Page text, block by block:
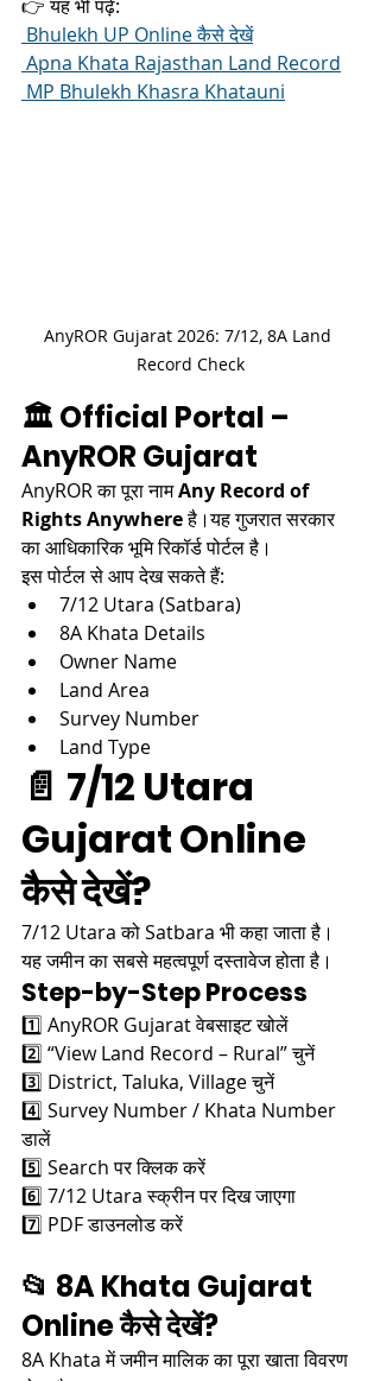
👉 यह भी पढ़ें:
Bhulekh UP Online कैसे देखें
Apna Khata Rajasthan Land Record
MP Bhulekh Khasra Khatauni
AnyROR Gujarat 2026: 7/12, 8A Land
Record Check
🏛 Official Portal –
AnyROR Gujarat
AnyROR का पूरा नाम Any Record of
Rights Anywhere है।यह गुजरात सरकार
का आधिकारिक भूमि रिकॉर्ड पोर्टल है।
इस पोर्टल से आप देख सकते हैं:
7/12 Utara (Satbara)
8A Khata Details
Owner Name
Land Area
Survey Number
Land Type
📄 7/12 Utara
Gujarat Online
कैसे देखें?
7/12 Utara को Satbara भी कहा जाता है।
यह जमीन का सबसे महत्वपूर्ण दस्तावेज होता है।
Step-by-Step Process
1️⃣ AnyROR Gujarat वेबसाइट खोलें
2️⃣ “View Land Record – Rural” चुनें
3️⃣ District, Taluka, Village चुनें
4️⃣ Survey Number / Khata Number
डालें
5️⃣ Search पर क्लिक करें
6️⃣ 7/12 Utara स्क्रीन पर दिख जाएगा
7️⃣ PDF डाउनलोड करें
📂 8A Khata Gujarat
Online कैसे देखें?
8A Khata में जमीन मालिक का पूरा खाता विवरण